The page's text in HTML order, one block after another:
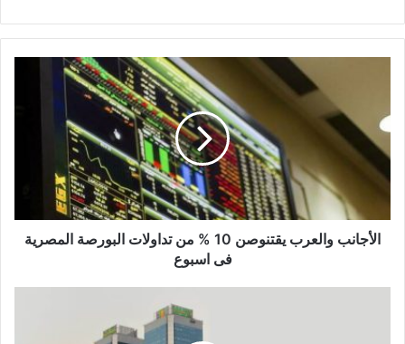
10
من
تداولات
المصرية
فى
الأجانب والعرب يقتنوصن 10 % من تداولات البورصة المصرية
فى اسبوع